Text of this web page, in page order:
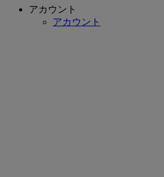
アカウント
アカウント